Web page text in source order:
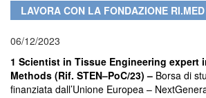
LAVORA CON LA FONDAZIONE RI.MED
06/12/2023
1 Scientist in Tissue Engineering expert
Methods (Rif. STEN–PoC/23) – Borsa di
finanziata dall’Unione Europea –